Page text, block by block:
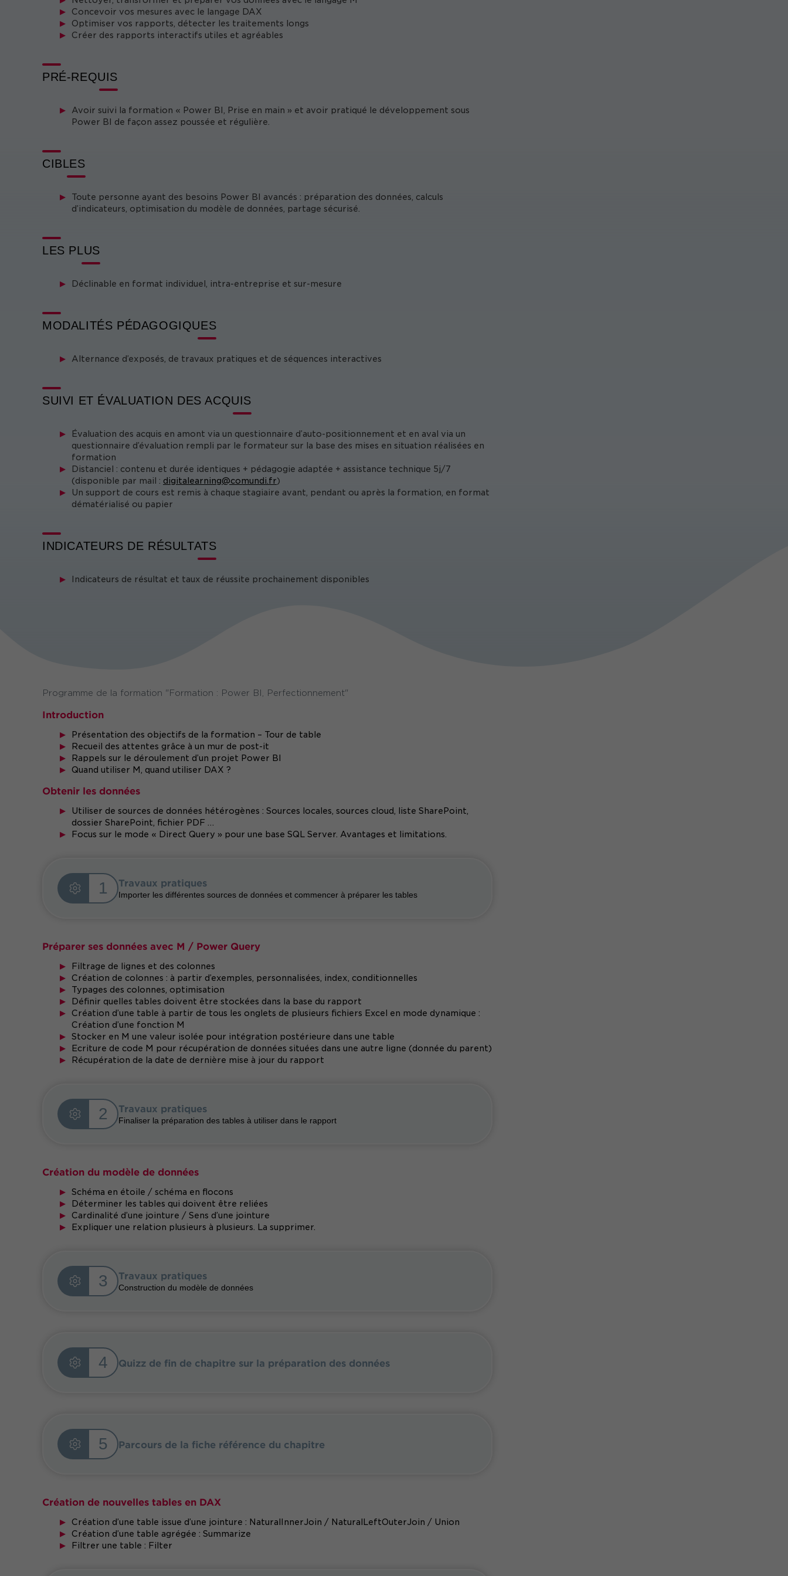
Concevoir vos mesures avec le langage DAX
Optimiser vos rapports, détecter les traitements longs
Créer des rapports interactifs utiles et agréables
PRÉ-REQUIS
Avoir suivi la formation « Power BI, Prise en main » et avoir pratiqué le développement sous
Power BI de façon assez poussée et régulière.
CIBLES
Toute personne ayant des besoins Power BI avancés : préparation des données, calculs
d’indicateurs, optimisation du modèle de données, partage sécurisé.
LES PLUS
Déclinable en format individuel, intra-entreprise et sur-mesure
MODALITÉS PÉDAGOGIQUES
Alternance d’exposés, de travaux pratiques et de séquences interactives
SUIVI ET ÉVALUATION DES ACQUIS
Évaluation des acquis en amont via un questionnaire d’auto-positionnement et en aval via un
questionnaire d’évaluation rempli par le formateur sur la base des mises en situation réalisées en
formation
Distanciel : contenu et durée identiques + pédagogie adaptée + assistance technique 5j/7
(disponible par mail : digitalearning@comundi.fr)
Un support de cours est remis à chaque stagiaire avant, pendant ou après la formation, en format
dématérialisé ou papier
INDICATEURS DE RÉSULTATS
Indicateurs de résultat et taux de réussite prochainement disponibles
Programme de la formation "Formation : Power BI, Perfectionnement"
Introduction
Présentation des objectifs de la formation – Tour de table
Recueil des attentes grâce à un mur de post-it
Rappels sur le déroulement d’un projet Power BI
Quand utiliser M, quand utiliser DAX ?
Obtenir les données
Utiliser de sources de données hétérogènes : Sources locales, sources cloud, liste SharePoint,
dossier SharePoint, fichier PDF …
Focus sur le mode « Direct Query » pour une base SQL Server. Avantages et limitations.
1 Travaux pratiques
Importer les différentes sources de données et commencer à préparer les tables
Préparer ses données avec M / Power Query
Filtrage de lignes et des colonnes
Création de colonnes : à partir d’exemples, personnalisées, index, conditionnelles
Typages des colonnes, optimisation
Définir quelles tables doivent être stockées dans la base du rapport
Création d’une table à partir de tous les onglets de plusieurs fichiers Excel en mode dynamique :
Création d’une fonction M
Stocker en M une valeur isolée pour intégration postérieure dans une table
Ecriture de code M pour récupération de données situées dans une autre ligne (donnée du parent)
Récupération de la date de dernière mise à jour du rapport
2 Travaux pratiques
Finaliser la préparation des tables à utiliser dans le rapport
Création du modèle de données
Schéma en étoile / schéma en flocons
Déterminer les tables qui doivent être reliées
Cardinalité d’une jointure / Sens d’une jointure
Expliquer une relation plusieurs à plusieurs. La supprimer.
3 Travaux pratiques
Construction du modèle de données
4 Quizz de fin de chapitre sur la préparation des données
5 Parcours de la fiche référence du chapitre
Création de nouvelles tables en DAX
Création d’une table issue d’une jointure : NaturalInnerJoin / NaturalLeftOuterJoin / Union
Création d’une table agrégée : Summarize
Filtrer une table : Filter